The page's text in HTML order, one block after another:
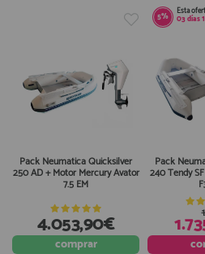
Pack Neumatica Quicksilver
250 AD + Motor Mercury Avator
7.5 EM
4.053,90€
comprar
5% Esta
03días
Pack
240 Tendy